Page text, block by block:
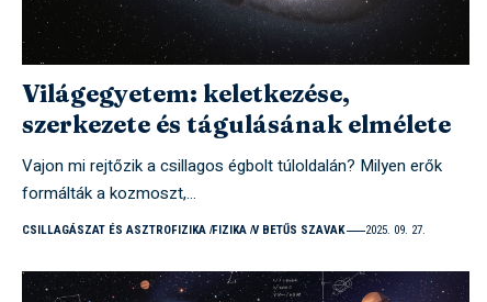
Világegyetem: keletkezése,
szerkezete és tágulásának elmélete
Vajon mi rejtőzik a csillagos égbolt túloldalán? Milyen erők
formálták a kozmoszt,…
CSILLAGÁSZAT ÉS ASZTROFIZIKA FIZIKA V BETŰS SZAVAK 2025. 09. 27.